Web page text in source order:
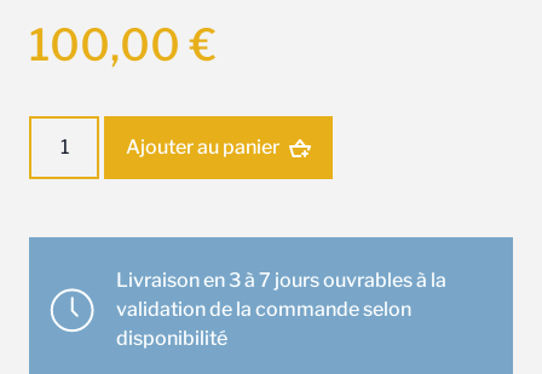
100,00€
MAC-
E
Plasma
Quad
Ajouter au panier
Livraison en 3 à 7 jours ouvrables à la
validation de la commande selon
disponibilité